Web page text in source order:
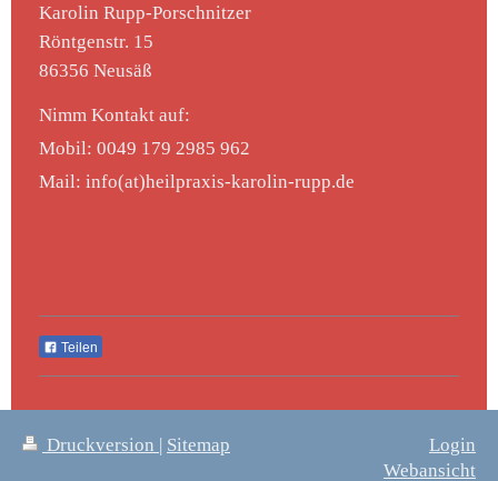
Karolin Rupp-Porschnitzer
Röntgenstr. 15
86356 Neusäß
Nimm Kontakt auf:
Mobil: 0049 179 2985 962
Mail: info(at)heilpraxis-karolin-rupp.de
Teilen
Druckversion Sitemap
Login
Webansicht